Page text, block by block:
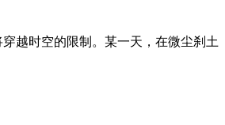
越时空的限制。某一天，在微尘刹土